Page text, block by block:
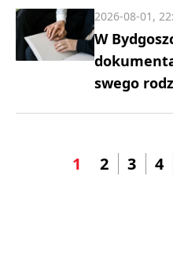
W
swego
2026-08-01,
1 2 3 4